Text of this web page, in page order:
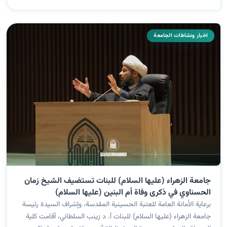
اخبار ونشاطات الجامعة
جامعة الزهراء (عليها السلام) للبنات تستضيف الشيخ زمان
الحسناوي في ذكرى وفاة أم البنين (عليها السلام)
برعاية الأمانة العامة للعتبة الحسينية المقدسة، وإشراف السيدة رئيسة
جامعة الزهراء (عليها السلام) للبنات أ. د زينب السلطاني، أقامت كلية